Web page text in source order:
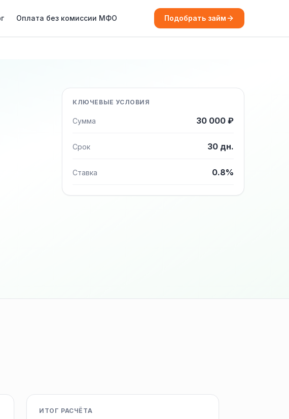
Оплата без комиссии МФО Подобрать займ
КЛЮЧЕВЫЕ УСЛОВИЯ
Сумма 30 000 ₽
Срок 30 дн.
Ставка 0.8%
ИТОГ РАСЧЁТА